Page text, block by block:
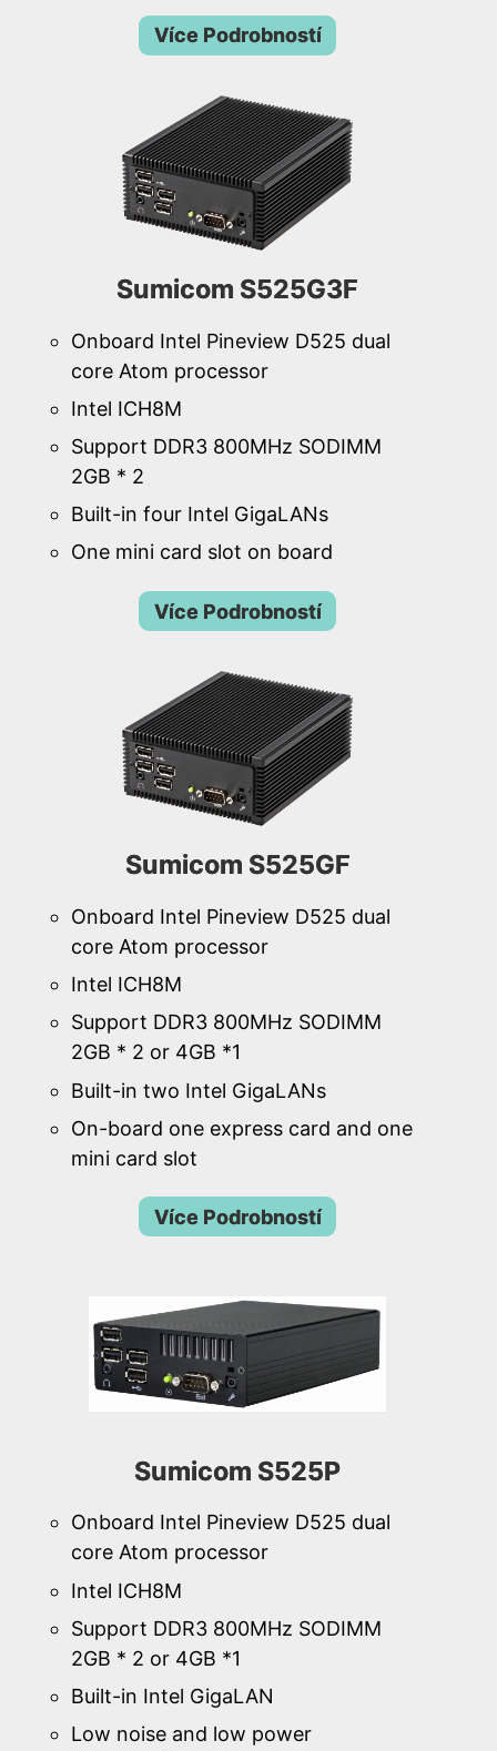
Více Podrobností
Sumicom S525G3F
Onboard Intel Pineview D525 dual
core Atom processor
Intel ICH8M
Support DDR3 800MHz SODIMM
2GB * 2
Built-in four Intel GigaLANs
One mini card slot on board
Více Podrobností
Sumicom S525GF
Onboard Intel Pineview D525 dual
core Atom processor
Intel ICH8M
Support DDR3 800MHz SODIMM
2GB * 2 or 4GB *1
Built-in two Intel GigaLANs
On-board one express card and one
mini card slot
Více Podrobností
Sumicom S525P
Onboard Intel Pineview D525 dual
core Atom processor
Intel ICH8M
Support DDR3 800MHz SODIMM
2GB * 2 or 4GB *1
Built-in Intel GigaLAN
Low noise and low power